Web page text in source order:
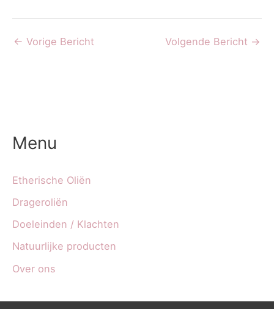
← Vorige Bericht Volgende Bericht →
Menu
Etherische Oliën
Drageroliën
Doeleinden / Klachten
Natuurlijke producten
Over ons